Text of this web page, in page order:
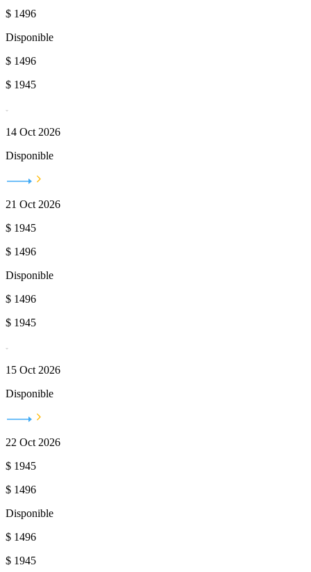
$ 1496
Disponible
$ 1496
$ 1945
14 Oct 2026
Disponible
21 Oct 2026
$ 1945
$ 1496
Disponible
$ 1496
$ 1945
15 Oct 2026
Disponible
22 Oct 2026
$ 1945
$ 1496
Disponible
$ 1496
$ 1945